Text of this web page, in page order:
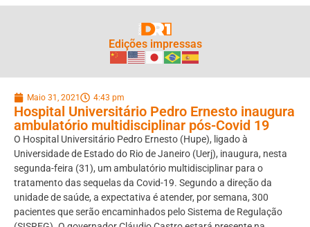
Edições impressas
Maio 31, 2021 4:43 pm
Hospital Universitário Pedro Ernesto inaugura
ambulatório multidisciplinar pós-Covid 19
O Hospital Universitário Pedro Ernesto (Hupe), ligado à
Universidade de Estado do Rio de Janeiro (Uerj), inaugura, nesta
segunda-feira (31), um ambulatório multidisciplinar para o
tratamento das sequelas da Covid-19. Segundo a direção da
unidade de saúde, a expectativa é atender, por semana, 300
pacientes que serão encaminhados pelo Sistema de Regulação